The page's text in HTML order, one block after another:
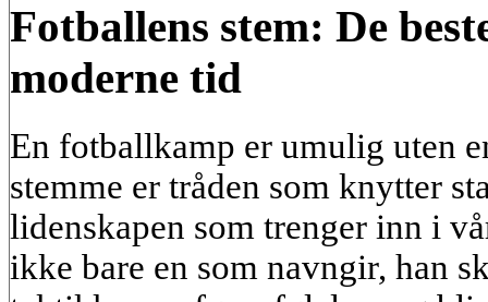
Fotballens stem: De
moderne tid
En fotballkamp er umulig uten
stemme er tråden som knytter
lidenskapen som trenger inn i
ikke bare en som navngir, han